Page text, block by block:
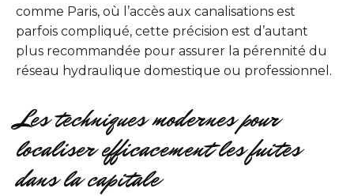
comme Paris, où l’accès aux canalisations est
parfois compliqué, cette précision est d’autant
plus recommandée pour assurer la pérennité du
réseau hydraulique domestique ou professionnel.
Les techniques modernes pour
localiser efficacement les fuites
dans la capitale